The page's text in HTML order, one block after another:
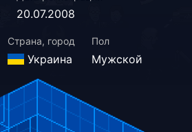
20.07.2008
Страна, город
Украина
Пол
Мужской